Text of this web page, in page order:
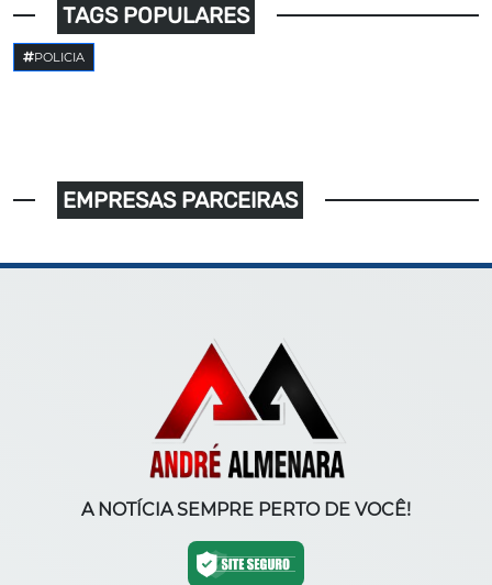
TAGS POPULARES
POLICIA
EMPRESAS PARCEIRAS
A NOTÍCIA SEMPRE PERTO DE VOCÊ!